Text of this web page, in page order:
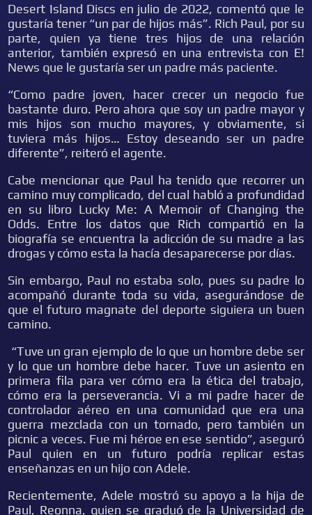
Desert Island Discs en julio de 2022, comentó que le
gustaría tener “un par de hijos más”. Rich Paul, por su
parte, quien ya tiene tres hijos de una relación
anterior, también expresó en una entrevista con E!
News que le gustaría ser un padre más paciente.
“Como padre joven, hacer crecer un negocio fue
bastante duro. Pero ahora que soy un padre mayor y
mis hijos son mucho mayores, y obviamente, si
tuviera más hijos… Estoy deseando ser un padre
diferente”, reiteró el agente.
Cabe mencionar que Paul ha tenido que recorrer un
camino muy complicado, del cual habló a profundidad
en su libro Lucky Me: A Memoir of Changing the
Odds. Entre los datos que Rich compartió en la
biografía se encuentra la adicción de su madre a las
drogas y cómo esta la hacía desaparecerse por días.
Sin embargo, Paul no estaba solo, pues su padre lo
acompañó durante toda su vida, asegurándose de
que el futuro magnate del deporte siguiera un buen
camino.
“Tuve un gran ejemplo de lo que un hombre debe ser
y lo que un hombre debe hacer. Tuve un asiento en
primera fila para ver cómo era la ética del trabajo,
cómo era la perseverancia. Vi a mi padre hacer de
controlador aéreo en una comunidad que era una
guerra mezclada con un tornado, pero también un
picnic a veces. Fue mi héroe en ese sentido”, aseguró
Paul quien en un futuro podría replicar estas
enseñanzas en un hijo con Adele.
Recientemente, Adele mostró su apoyo a la hija de
Paul, Reonna, quien se graduó de la Universidad de